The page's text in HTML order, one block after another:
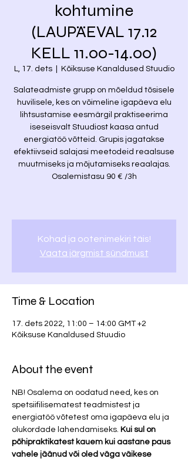
kohtumine
(LAUPÄEVAL 17.12
KELL 11.00-14.00)
L, 17. dets
  |
Kõiksuse Kanaldused Stuudio
Salateadmiste grupp on mõeldud tõsisele
huvilisele, kes on võimeline igapäeva elu
lihtsustamise eesmärgil praktiseerima
iseseisvalt Stuudiost kaasa antud
energiatöö võtteid. Grupis jagatakse
efektiivseid salajasi meetodeid reaalsuse
muutmiseks ja mõjutamiseks reaalajas.
Osalemistasu 90 € /3h
Kohad ja ootenimekiri täis!
Vaata järgmist sündmust
Time & Location
17. dets 2022, 11:00 – 14:00 GMT +2
Kõiksuse Kanaldused Stuudio
About the event
NB! Osalema on oodatud need, kes on
spetsiifilisematest teadmistest ja
energiatöö võtetest oma igapäeva elu ja
olukordade lahendamiseks. Kui sul on
põhipraktikatest kauem kui aastane paus
vahele jäänud või oled väga väikese